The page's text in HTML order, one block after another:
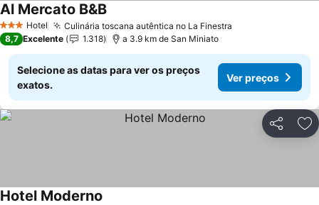
3 EstrelasHotel Culinária toscana autêntica no La Finestra
Al Mercato B&B
8,7 Excelente 1.318 a 3.9 km de San Miniato
Selecione as datas para ver os preços
exatos.
Ver preços
Partilhar
Hotel Moderno